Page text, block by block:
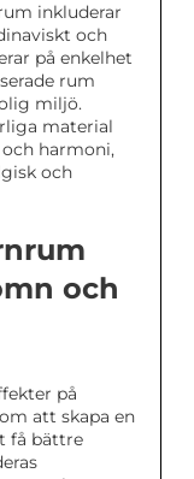
inkluderar
och
på enkelhet
rum
miljö.
material
harmoni,
och
och
på
att skapa en
få bättre